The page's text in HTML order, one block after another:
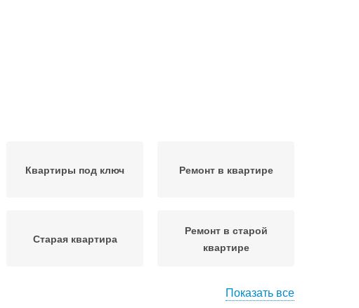
Квартиры под ключ Ремонт в квартире
Старая квартира
Ремонт в старой
квартире
Показать все